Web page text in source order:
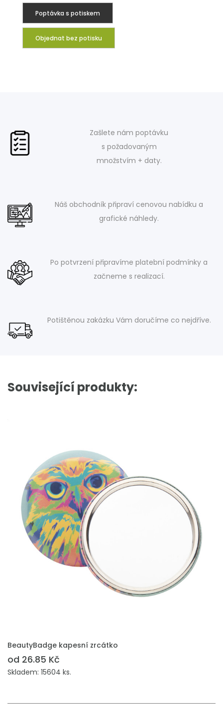
Poptávka s potiskem
Objednat bez potisku
Zašlete nám poptávku
s požadovaným
množstvím + daty.
Náš obchodník připraví cenovou nabídku a
grafické náhledy.
Po potvrzení připravíme platební podmínky a
začneme s realizací.
Potištěnou zakázku Vám doručíme co nejdříve.
Související produkty:
PŘIDAT DO POPTÁVKY
BeautyBadge kapesní zrcátko
od 26.85 Kč
Skladem: 15604 ks.